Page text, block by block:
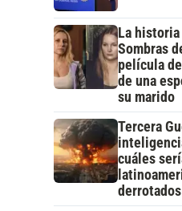
La
Sombras
película
de una
su marido
Tercera
cuáles
derrotados